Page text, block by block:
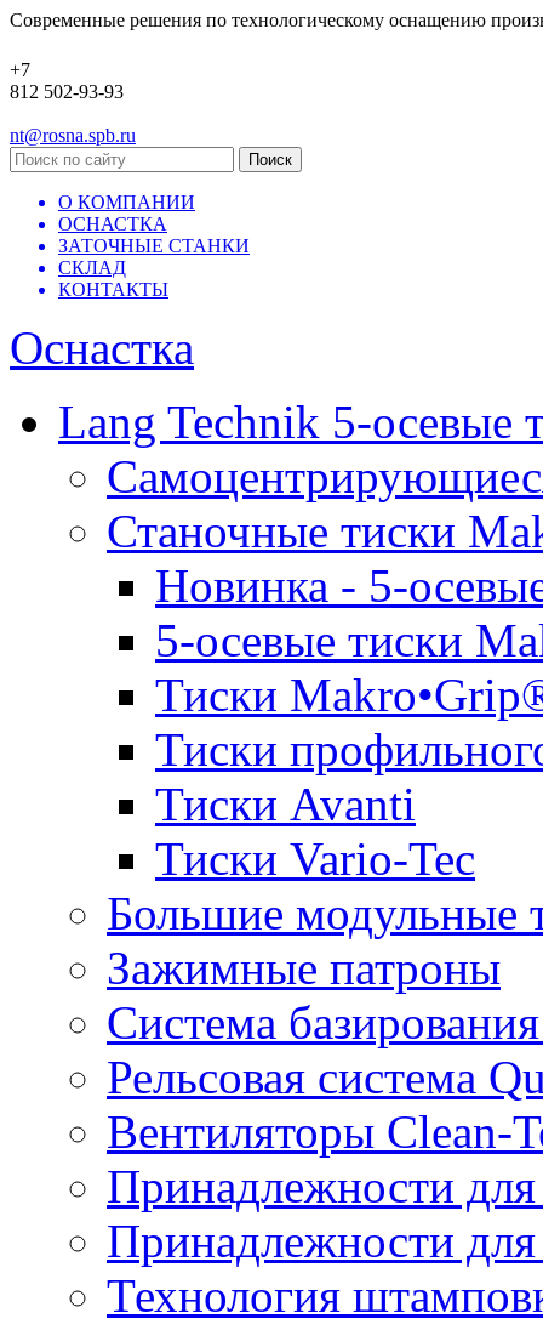
Современные решения по технологическому оснащению
+7
812 502-93-93
nt@rosna.spb.ru
О КОМПАНИИ
ОСНАСТКА
ЗАТОЧНЫЕ СТАНКИ
СКЛАД
КОНТАКТЫ
Оснастка
Lang Technik 5-осевые
Станочные тиски
Новинка - 5-
5-осевые тиски
Тиски
Тиски
Тиски Avanti
Тиски Vario-Tec
Большие модульные
Зажимные патроны
Система
Рельсовая система
Вентиляторы Clean-
Принадлежности для
Принадлежности
Технология